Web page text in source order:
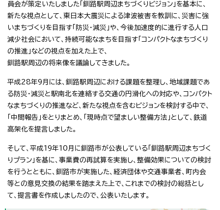
員会が策定いたしました「釧路駅周辺まちづくりビジョン」を基本に、
新たな視点として、東日本大震災による津波被害を教訓に、災害に強
いまちづくりを目指す「防災・減災」や、今後加速度的に進行する人口
減少社会において、持続可能なまちを目指す「コンパクトなまちづくり
の推進」などの視点を加えた上で、
釧路駅周辺の将来像を議論してきました。
平成28年9月には、釧路駅周辺における課題を整理し、地域課題であ
る防災・減災と駅南北を連絡する交通の円滑化への対応や、コンパクト
なまちづくりの推進など、新たな視点を含むビジョンを検討する中で、
「中間報告」をとりまとめ、「現時点で望ましい整備方法」として、鉄道
高架化を提言しました。
そして、平成19年10月に釧路市が公表している「釧路駅周辺まちづく
りプラン」を基に、事業費の再試算を実施し、整備効果についての検討
を行うとともに、釧路市が実施した、経済団体や交通事業者、町内会
等との意見交換の結果を踏まえた上で、これまでの検討の総括とし
て、提言書を作成しましたので、公表いたします。